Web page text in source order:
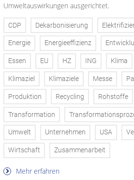
Umweltauswirkungen ausgerichtet.
CDP Dekarbonisierung
Energie Energieeffizienz
Essen EU HZ ING Klima
Klimaziel Klimaziele Messe
Produktion Recycling Rohstoffe
Transformation
Umwelt Unternehmen USA
Wirtschaft Zusammenarbeit
Mehr erfahren